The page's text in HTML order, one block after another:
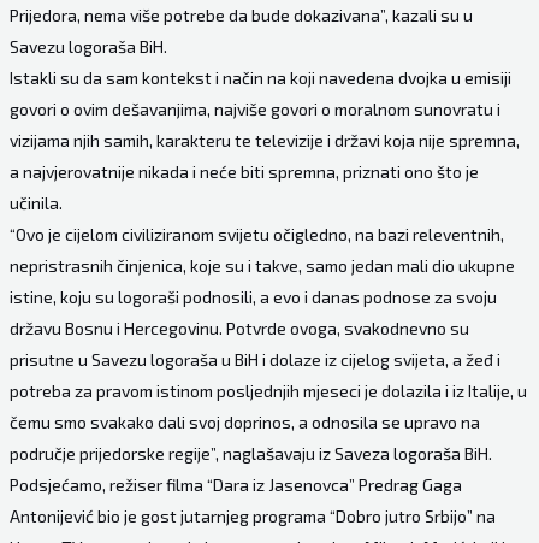
Prijedora, nema više potrebe da bude dokazivana”, kazali su u
Savezu logoraša BiH.
Istakli su da sam kontekst i način na koji navedena dvojka u emisiji
govori o ovim dešavanjima, najviše govori o moralnom sunovratu i
vizijama njih samih, karakteru te televizije i državi koja nije spremna,
a najvjerovatnije nikada i neće biti spremna, priznati ono što je
učinila.
“Ovo je cijelom civiliziranom svijetu očigledno, na bazi releventnih,
nepristrasnih činjenica, koje su i takve, samo jedan mali dio ukupne
istine, koju su logoraši podnosili, a evo i danas podnose za svoju
državu Bosnu i Hercegovinu. Potvrde ovoga, svakodnevno su
prisutne u Savezu logoraša u BiH i dolaze iz cijelog svijeta, a žeđ i
potreba za pravom istinom posljednjih mjeseci je dolazila i iz Italije, u
čemu smo svakako dali svoj doprinos, a odnosila se upravo na
područje prijedorske regije”, naglašavaju iz Saveza logoraša BiH.
Podsjećamo, režiser filma “Dara iz Jasenovca” Predrag Gaga
Antonijević bio je gost jutarnjeg programa “Dobro jutro Srbijo” na